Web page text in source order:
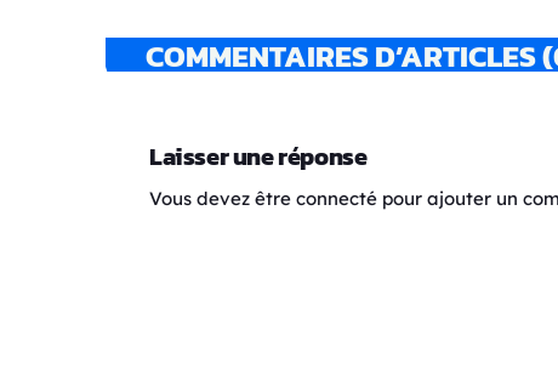
COMMENTAIRES D’ARTICLES
Laisser une réponse
Vous devez être connecté pour ajouter un